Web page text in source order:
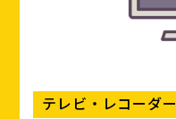
テレビ・レコーダー